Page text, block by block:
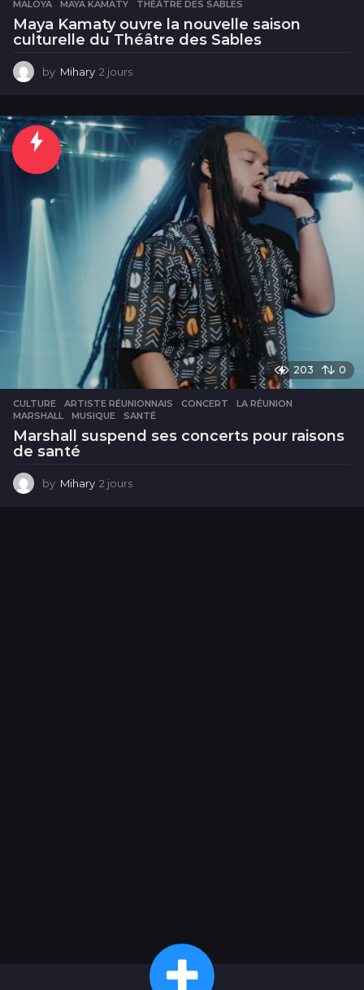
MALOYA
,MAYA KAMATY ,THÉÂTRE DES SABLES
Maya Kamaty ouvre la nouvelle saison
culturelle du Théâtre des Sables
by Mihary 2 jours
u
r
s
203 0
CULTURE ARTISTE RÉUNIONNAIS ,CONCERT ,LA RÉUNION
MARSHALL
,MUSIQUE ,SANTÉ
Marshall suspend ses concerts pour raisons
de santé
by Mihary 2 jours